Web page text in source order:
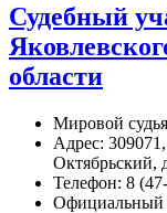
Судебный
области
Мировой
Адрес: 309071,
Октябрьский,
Телефон: 8
Официальный